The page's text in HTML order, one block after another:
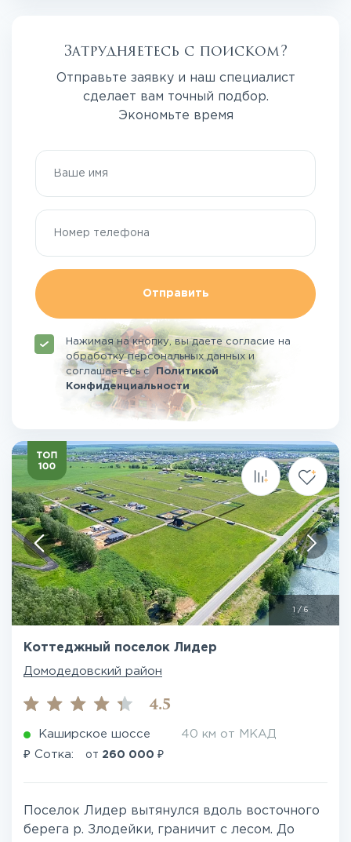
Затрудняетесь с поиском?
Отправьте заявку и наш специалист
сделает вам точный подбор.
Экономьте время
Отправить
Нажимая на кнопку, вы даете согласие на
обработку персональных данных и
соглашаетесьсПолитикой
Конфиденциальности
/ 6
Коттеджный поселок Лидер
Домодедовский район
4.5
Каширское шоссе 40 км от МКАД
₽ Сотка: от 260 000 ₽
Поселок Лидер вытянулся вдоль восточного
берега р. Злодейки, граничит с лесом. До